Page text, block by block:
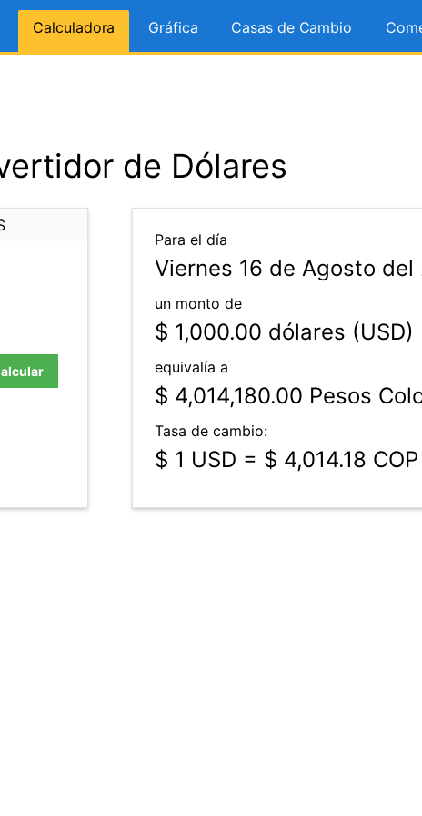
Calculadora Gráfica Casas de Cambio
de Dólares
Para el día
Viernes 16 de Agosto del
un monto de
$ 1,000.00 dólares (USD)
equivalía a
$ 4,014,180.00 Pesos
Tasa de cambio:
$ 1 USD = $ 4,014.18 COP